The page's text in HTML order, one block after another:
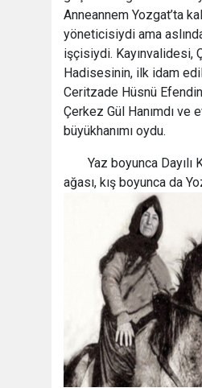
Anneannem Yozgat’ta
yöneticisiydi ama
işçisiydi. Kayınvalidesi,
Hadisesinin, ilk idam
Ceritzade Hüsnü
Çerkez Gül Hanımdı ve
büyükhanımı oydu.
Yaz boyunca Dayılı
ağası, kış boyunca da